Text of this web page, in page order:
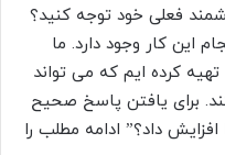
فعلی خود توجه کنید؟
این کار وجود دارد. ما
کرده ایم که می تواند
برای یافتن پاسخ صحیح
داد؟” ادامه مطلب را